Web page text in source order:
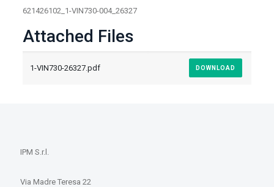
621426102_1-VIN730-004_26327
Attached Files
1-VIN730-26327.pdf DOWNLOAD
IPM S.r.l.
Via Madre Teresa 22